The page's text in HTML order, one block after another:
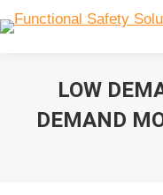
LOW
DEMAND